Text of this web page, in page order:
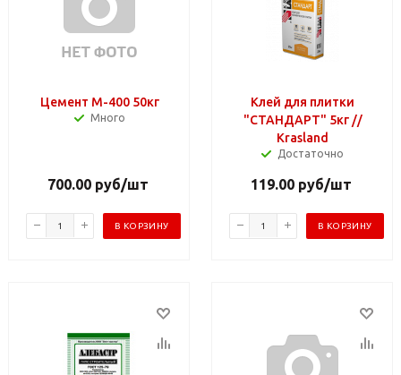
Цемент М-400 50кг
Много
700.00руб/шт
В КОРЗИНУ
Клей для плитки
"СТАНДАРТ" 5кг //
Krasland
Достаточно
119.00руб/шт
В КОРЗИНУ